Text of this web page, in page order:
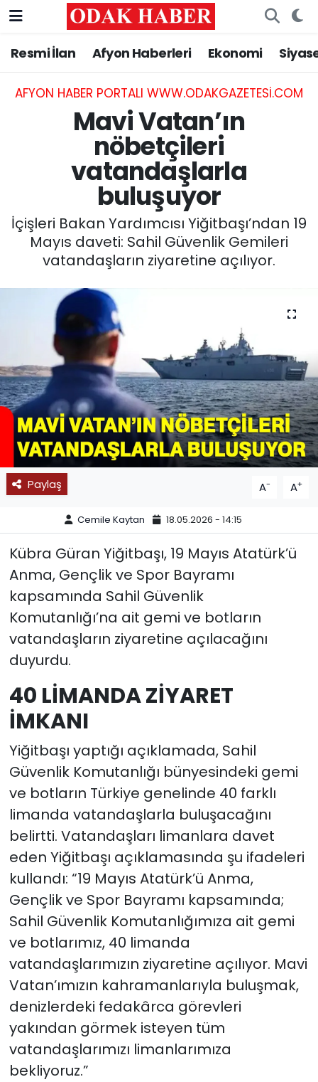
Resmi İlan Afyon Haberleri Ekonomi
AFYON HABER PORTALI WWW.ODAKGAZETESI.COM
Mavi Vatan’ın
nöbetçileri
vatandaşlarla
buluşuyor
İçişleri Bakan Yardımcısı Yiğitbaşı’ndan 19
Mayıs daveti: Sahil Güvenlik Gemileri
vatandaşların ziyaretine açılıyor.
Paylaş A- A+
Cemile Kaytan 18.05.2026 - 14:15
Kübra Güran Yiğitbaşı, 19 Mayıs Atatürk’ü
Anma, Gençlik ve Spor Bayramı
kapsamında Sahil Güvenlik
Komutanlığı’na ait gemi ve botların
vatandaşların ziyaretine açılacağını
duyurdu.
40 LİMANDA ZİYARET
İMKANI
Yiğitbaşı yaptığı açıklamada, Sahil
Güvenlik Komutanlığı bünyesindeki gemi
ve botların Türkiye genelinde 40 farklı
limanda vatandaşlarla buluşacağını
belirtti. Vatandaşları limanlara davet
eden Yiğitbaşı açıklamasında şu ifadeleri
kullandı: “19 Mayıs Atatürk’ü Anma,
Gençlik ve Spor Bayramı kapsamında;
Sahil Güvenlik Komutanlığımıza ait gemi
ve botlarımız, 40 limanda
vatandaşlarımızın ziyaretine açılıyor. Mavi
Vatan’ımızın kahramanlarıyla buluşmak,
denizlerdeki fedakârca görevleri
yakından görmek isteyen tüm
vatandaşlarımızı limanlarımıza
bekliyoruz.”
AFYONKARAHİSAR HABERLERİ
Resmi İlan
ASAYİŞ
GÜNCEL
EĞİTİM
SAĞLIK
SPOR
11:11 MANŞET
Nöbetçi Eczaneler
Hava Durumu
Trafik Durumu
Süper Lig Puan Durumu ve Fikstür
Tüm Manşetler
Son Dakika Haberleri
Haber Arşivi